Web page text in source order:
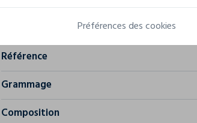
Référence
Grammage
Composition
Préférences des cookies